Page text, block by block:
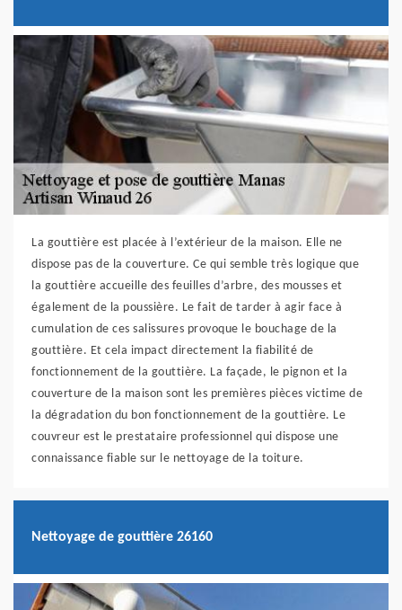
La gouttière est placée à l’extérieur de la maison. Elle ne
dispose pas de la couverture. Ce qui semble très logique que
la gouttière accueille des feuilles d’arbre, des mousses et
également de la poussière. Le fait de tarder à agir face à
cumulation de ces salissures provoque le bouchage de la
gouttière. Et cela impact directement la fiabilité de
fonctionnement de la gouttière. La façade, le pignon et la
couverture de la maison sont les premières pièces victime de
la dégradation du bon fonctionnement de la gouttière. Le
couvreur est le prestataire professionnel qui dispose une
connaissance fiable sur le nettoyage de la toiture.
Nettoyage de gouttière 26160